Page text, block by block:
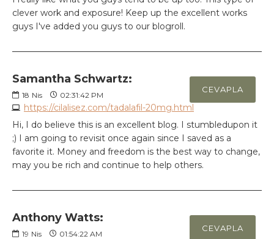
clever work and exposure! Keep up the excellent works
guys I've added you guys to our blogroll.
Samantha Schwartz:
18 Nis 02:31:42 PM
https://cilalisez.com/tadalafil-20mg.html
CEVAPLA
Hi, I do believe this is an excellent blog. I stumbledupon it
;) I am going to revisit once again since I saved as a
favorite it. Money and freedom is the best way to change,
may you be rich and continue to help others.
Anthony Watts:
19 Nis 01:54:22 AM
CEVAPLA